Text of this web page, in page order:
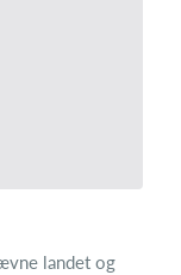
landet og